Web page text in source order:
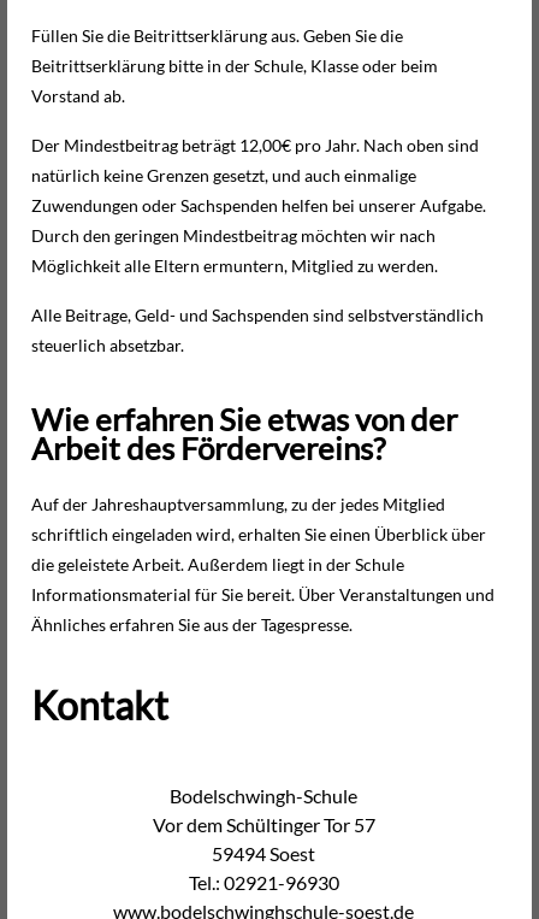
Füllen Sie die Beitrittserklärung aus. Geben Sie die
Beitrittserklärung bitte in der Schule, Klasse oder beim
Vorstand ab.
Der Mindestbeitrag beträgt 12,00€ pro Jahr. Nach oben sind
natürlich keine Grenzen gesetzt, und auch einmalige
Zuwendungen oder Sachspenden helfen bei unserer Aufgabe.
Durch den geringen Mindestbeitrag möchten wir nach
Möglichkeit alle Eltern ermuntern, Mitglied zu werden.
Alle Beitrage, Geld- und Sachspenden sind selbstverständlich
steuerlich absetzbar.
Wie erfahren Sie etwas von der
Arbeit des Fördervereins?
Auf der Jahreshauptversammlung, zu der jedes Mitglied
schriftlich eingeladen wird, erhalten Sie einen Überblick über
die geleistete Arbeit. Außerdem liegt in der Schule
Informationsmaterial für Sie bereit. Über Veranstaltungen und
Ähnliches erfahren Sie aus der Tagespresse.
Kontakt
Bodelschwingh-Schule
Vor dem Schültinger Tor 57
59494 Soest
Tel.: 02921-96930
www.bodelschwinghschule-soest.de